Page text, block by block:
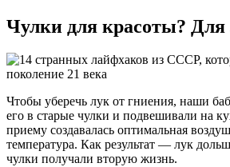
Чулки для красоты? Для
Чтобы уберечь лук от гниения, наши
его в старые чулки и подвешивали на
приему создавалась оптимальная
температура. Как результат — лук
чулки получали вторую жизнь.